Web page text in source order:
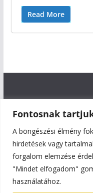
Fontosnak
A böngészési élmény
hirdetések vagy
forgalom elemzése
"Mindet elfogadom"
használatához.
Read More